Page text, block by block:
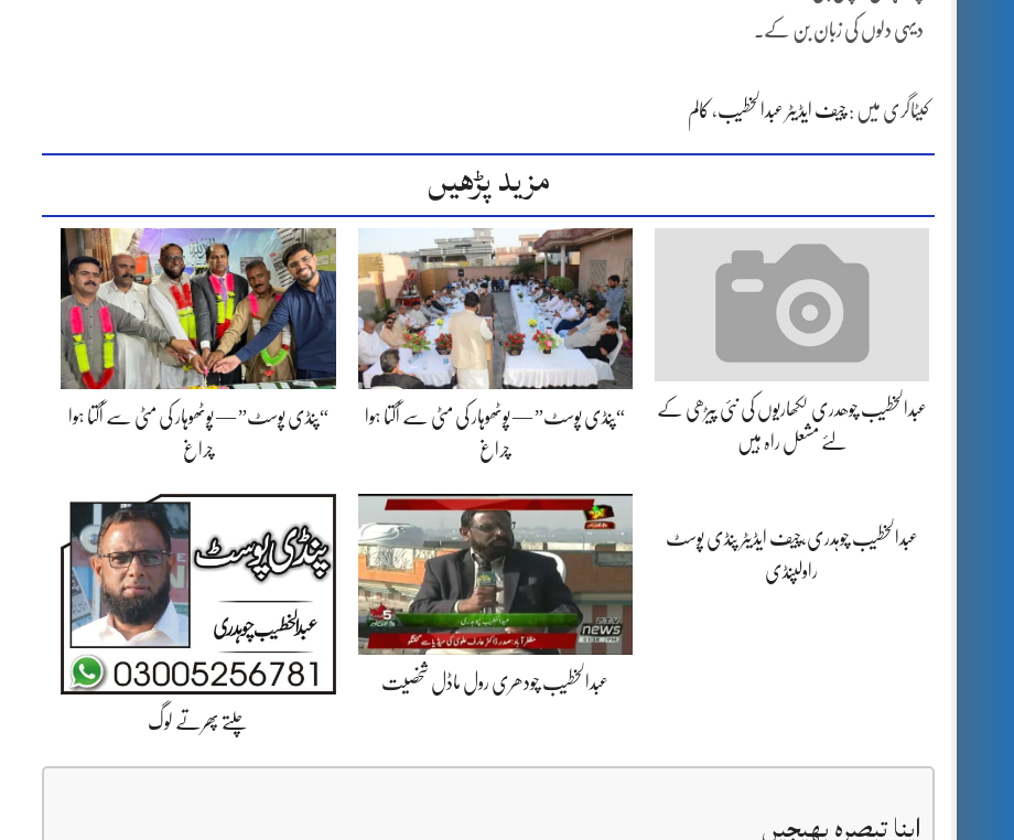
دیہی دلوں کی زبان بن کے۔
کیٹاگری میں :چیف ایڈیٹر عبدالخطیب، کالم
مزید پڑھیں
عبدالخطیب چوھدری لکھاریوں کی نئی پیڑھی کے
لئے مشعل راہ ہیں
“پنڈی پوسٹ” — پوٹھوہار کی مٹی سے اُگتا ہوا
چراغ
“پنڈی پوسٹ” — پوٹھوہار کی مٹی سے اُگتا ہوا
چراغ
عبدالخطیب چوہدری،چیف ایڈیٹر پنڈی پوسٹ
راولپنڈی
عبدالخطیب چودھری رول ماڈل شخصیت
چلتے پھرتے لوگ
اپنا تبصرہ بھیجیں